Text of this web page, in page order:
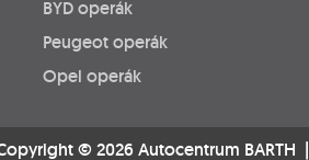
BYD operák
Peugeot operák
Opel operák
© 2026 Autocentrum BARTH |